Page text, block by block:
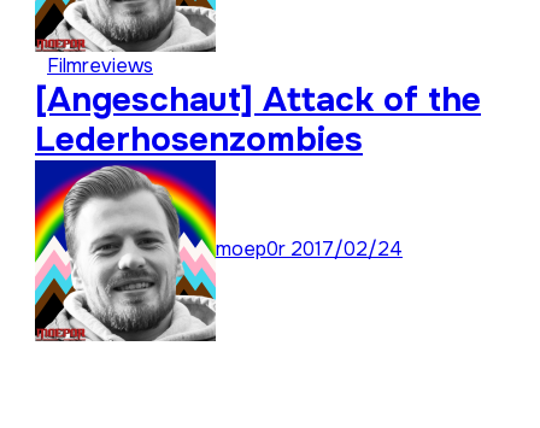
Filmreviews
[Angeschaut] Attack of the
Lederhosenzombies
moep0r 2017/02/24